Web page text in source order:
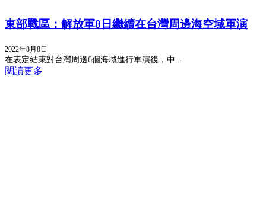
東部戰區：解放軍8日繼續在台灣周邊海空域軍演
2022年8月8日
在表定結束對台灣周邊6個海域進行軍演後，中...
閱讀更多